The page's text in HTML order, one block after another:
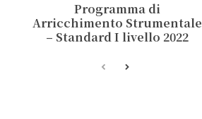
Programma di
Arricchimento Strumentale
– Standard I livello 2022